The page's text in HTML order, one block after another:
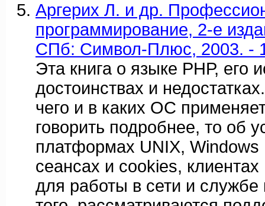
Аргерих Л. и др.
программирование, 2-е
СПб: Символ-Плюс, 2003. -
Эта книга о языке РНР, его
достоинствах и
чего и в каких ОС
говорить подробнее, то об
платформах UNIX, Windows
сеансах и cookies,
для работы в сети и службе